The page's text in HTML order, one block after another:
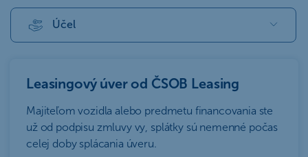
Účel
Leasingový úver od ČSOB Leasing
Majiteľom vozidla alebo predmetu financovania ste
už od podpisu zmluvy vy, splátky sú nemenné počas
celej doby splácania úveru.